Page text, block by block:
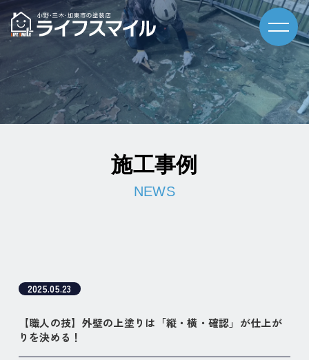
施工事例
2025.05.23
【職人の技】外壁の上塗りは「縦・横・確認」が仕上が
りを決める！